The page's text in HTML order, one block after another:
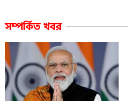
সম্পর্কিত খবর